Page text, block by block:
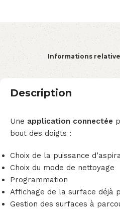
Informations
Description
Une application connectée
bout des doigts :
Choix de la puissance
Choix du mode de nettoyage
Programmation
Affichage de la surface déjà
Gestion des surfaces à